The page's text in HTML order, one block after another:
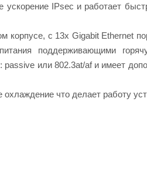
ускорение IPsec и работает
корпусе, с 13x Gigabit Ethernet
поддерживающими
passive или 802.3at/af и имеет
охлаждение что делает работу